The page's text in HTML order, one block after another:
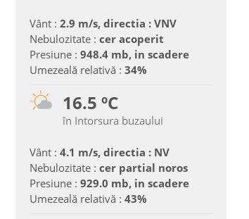
Vânt : 2.9 m/s, directia : VNV
Nebulozitate : cer acoperit
Presiune : 948.4 mb, in scadere
Umezeală relativă : 34%
16.5 ºC
în Intorsura buzaului
Vânt : 4.1 m/s, directia : NV
Nebulozitate : cer partial noros
Presiune : 929.0 mb, in scadere
Umezeală relativă : 43%